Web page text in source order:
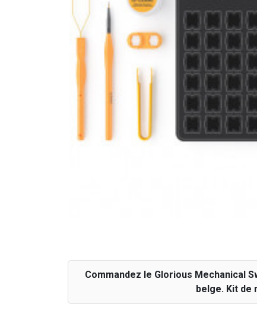
Commandez le Glorious Mechanical
belge. Kit de